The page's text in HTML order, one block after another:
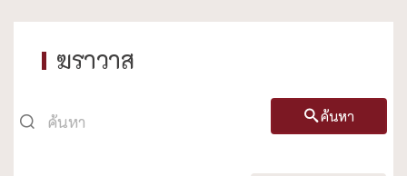
ฆราวาส
ค้นหา